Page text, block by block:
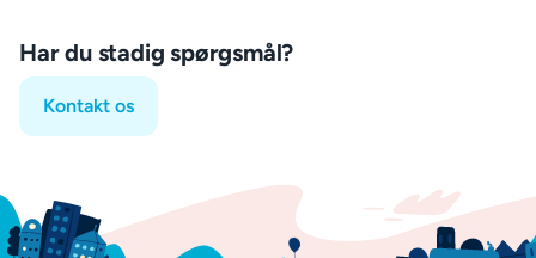
Har du stadig spørgsmål?
Kontakt os